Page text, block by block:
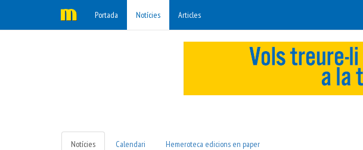
Portada Notícies Articles
Notícies Calendari Hemeroteca edicions en paper